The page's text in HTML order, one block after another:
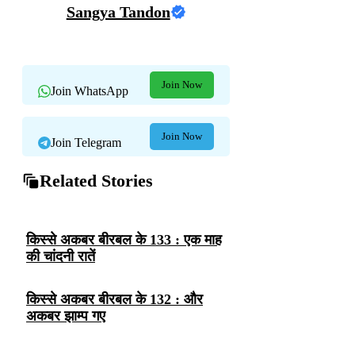
Sangya Tandon
Join WhatsApp Join Now
Join Telegram Join Now
Related Stories
किस्से अकबर बीरबल के 133 : एक माह
की चांदनी रातें
किस्से अकबर बीरबल के 132 : और
अकबर झाम्प गए